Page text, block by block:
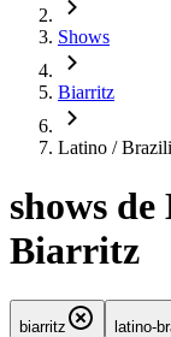
Shows
Biarritz
Latino /
shows
Biarritz
biarritz latino-